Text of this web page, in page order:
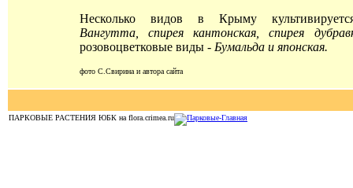
Несколько видов в Крыму
Вангутта, спирея кантонская, спирея
розовоцветковые виды - Бумальда и японская.
фото С.Свирина и автора сайта
ПАРКОВЫЕ РАСТЕНИЯ ЮБК на flora.crimea.ru